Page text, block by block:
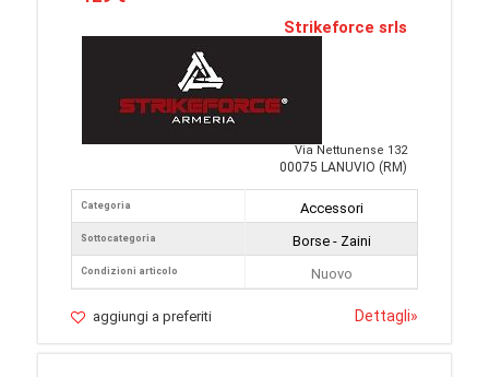
Strikeforce srls
Via Nettunense 132
00075 LANUVIO (RM)
Categoria
Sottocategoria
Condizioni articolo
Accessori
Borse - Zaini
Nuovo
aggiungi a preferiti Dettagli»